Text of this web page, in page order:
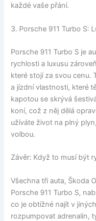
každé vaše přání.
3. Porsche 911 Turbo S:
Porsche 911 Turbo S je
rychlosti a luxusu
které stojí za svou cenu.
a jízdní vlastnosti, které
kapotou se skrývá
koní, což z něj dělá
užíváte život na plný
volbou.
Závěr: Když to musí být
Všechna tři auta, Škoda
Porsche 911 Turbo S,
co je obtížné najít v
rozpumpovat adrenalin,